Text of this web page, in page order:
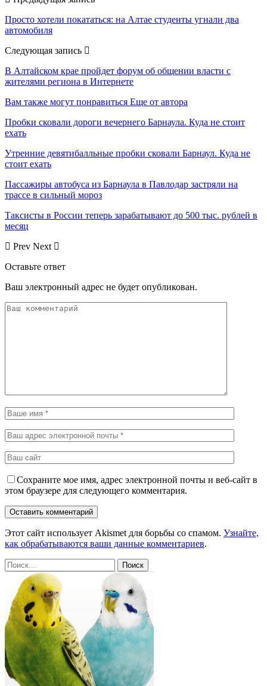
Просто хотели покататься: на Алтае студенты угнали два
автомобиля
Следующая запись
В Алтайском крае пройдет форум об общении власти с
жителями региона в Интернете
Вам также могут понравиться Еще от автора
Пробки сковали дороги вечернего Барнаула. Куда не стоит
ехать
Утренние девятибалльные пробки сковали Барнаул. Куда не
стоит ехать
Пассажиры автобуса из Барнаула в Павлодар застряли на
трассе в сильный мороз
Таксисты в России теперь зарабатывают до 500 тыс. рублей в
месяц
Prev Next
Оставьте ответ
Ваш электронный адрес не будет опубликован.
Сохраните мое имя, адрес электронной почты и веб-сайт в
этом браузере для следующего комментария.
Этот сайт использует Akismet для борьбы со спамом. Узнайте,
как обрабатываются ваши данные комментариев.